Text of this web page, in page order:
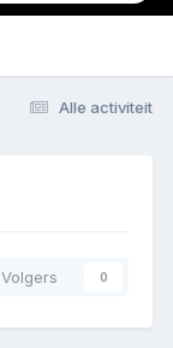
Alle activiteit
Volgers 0